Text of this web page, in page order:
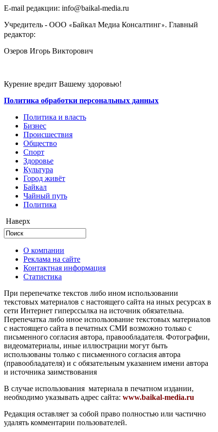
E-mail редакции: info@baikal-media.ru
Учредитель - ООО «Байкал Медиа Консалтинг». Главный
редактор:
Озеров Игорь Викторович
Курение вредит Вашему здоровью!
Политика обработки персональных данных
Политика и власть
Бизнес
Происшествия
Общество
Cпорт
Здоровье
Культура
Город живёт
Байкал
Чайный путь
Политика
Наверх
О компании
Реклама на сайте
Контактная информация
Статистика
При перепечатке текстов либо ином использовании
текстовых материалов с настоящего сайта на иных ресурсах в
сети Интернет гиперссылка на источник обязательна.
Перепечатка либо иное использование текстовых материалов
с настоящего сайта в печатных СМИ возможно только с
письменного согласия автора, правообладателя. Фотографии,
видеоматериалы, иные иллюстрации могут быть
использованы только с письменного согласия автора
(правообладателя) и с обязательным указанием имени автора
и источника заимствования
В случае использования материала в печатном издании,
необходимо указывать адрес сайта: www.baikal-media.ru
Редакция оставляет за собой право полностью или частично
удалять комментарии пользователей.